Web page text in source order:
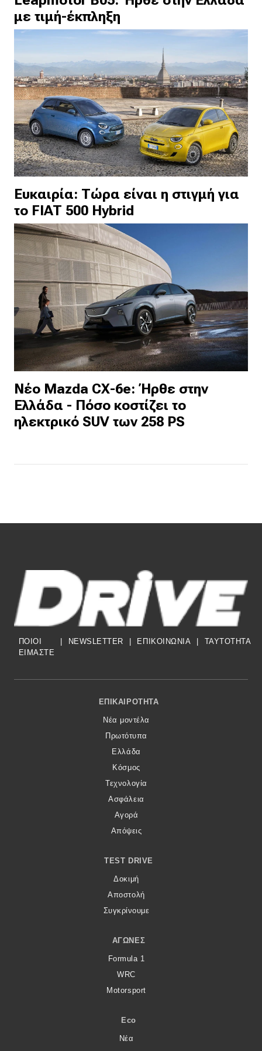
με τιμή-έκπληξη
Ευκαιρία: Τώρα είναι η στιγμή για
το FIAT 500 Hybrid
Νέο Mazda CX-6e: Ήρθε στην
Ελλάδα - Πόσο κοστίζει το
ηλεκτρικό SUV των 258 PS
ΠΟΙΟΙ
ΕΙΜΑΣΤΕ
| NEWSLETTER | ΕΠΙΚΟΙΝΩΝΙΑ | TAYTOTHTA
Footer Menu
ΕΠΙΚΑΙΡΌΤΗΤΑ
Νέα μοντέλα
Πρωτότυπα
Ελλάδα
Κόσμος
Τεχνολογία
Ασφάλεια
Αγορά
Απόψεις
TEST DRIVE
Δοκιμή
Αποστολή
Συγκρίνουμε
ΑΓΏΝΕΣ
Formula 1
WRC
Motorsport
Eco
Νέα